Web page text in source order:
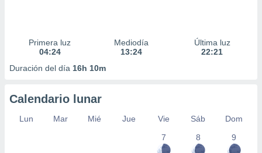
Primera luz
04:24
Mediodía
13:24
Última luz
22:21
Duración del día 16h 10m
Calendario lunar
Lun Mar Mié Jue Vie Sáb
Dom
7
8 9